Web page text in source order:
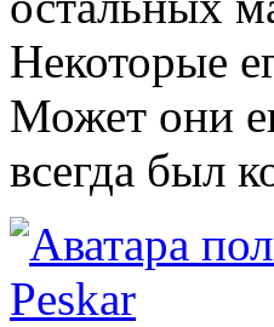
Некоторые
Может они
всегда был
Peskar